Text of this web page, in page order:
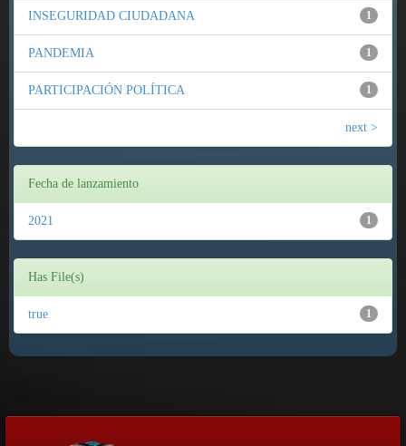
1
INSEGURIDAD CIUDADANA
1
PANDEMIA
1
PARTICIPACIÓN POLÍTICA
next >
Fecha de lanzamiento
1
2021
Has File(s)
1
true